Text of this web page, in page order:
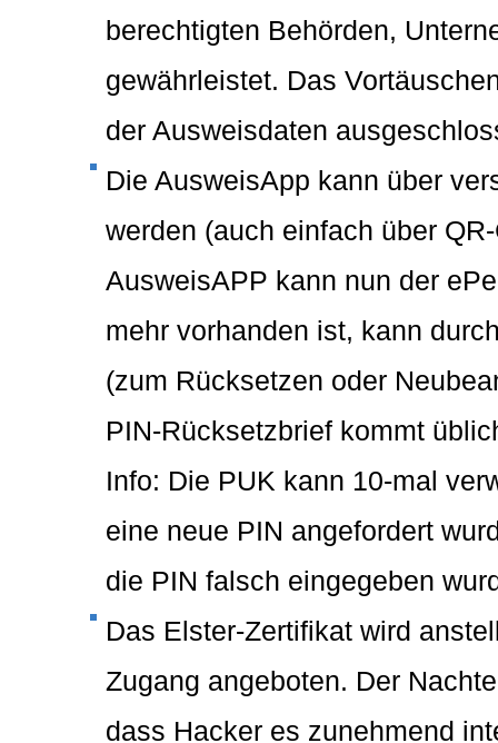
berechtigten Behörden,
gewährleistet. Das
der Ausweisdaten
Die AusweisApp kann über
werden (auch einfach über
AusweisAPP kann nun der
mehr vorhanden ist, kann
(zum Rücksetzen oder
PIN-Rücksetzbrief kommt
Info: Die PUK kann 10-mal
eine neue PIN angefordert
die PIN falsch eingegeben
Das Elster-Zertifikat wird
Zugang angeboten. Der
dass Hacker es zunehmend